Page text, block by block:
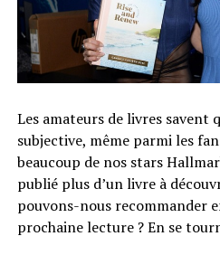
Les amateurs de livres savent
subjective, même parmi les
beaucoup de nos stars
publié plus d’un livre à
pouvons-nous recommander
prochaine lecture ? En se